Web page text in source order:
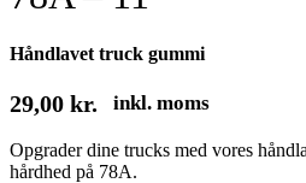
Håndlavet truck gummi
29,00 kr. inkl. moms
Opgrader dine trucks med vores
hårdhed på 78A.